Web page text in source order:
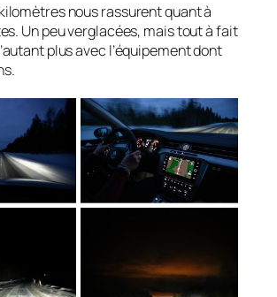
nous rassurent quant à
Un peu verglacées, mais tout à fait
plus avec l’équipement dont